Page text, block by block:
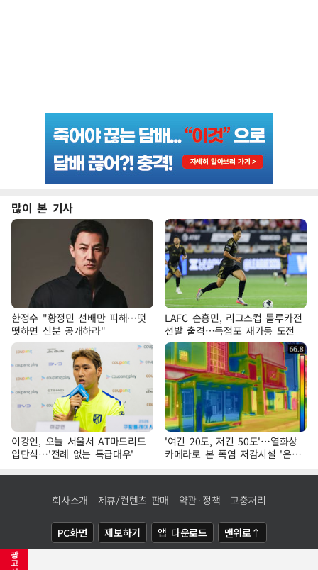
광
고
많이 본 기사
한정수 "황정민 선배만 피해…떳
떳하면 신분 공개하라"
LAFC 손흥민, 리그스컵 톨루카전
선발 출격…득점포 재가동 도전
이강인, 오늘 서울서 AT마드리드
입단식…'전례 없는 특급대우'
'여긴 20도, 저긴 50도'…열화상
카메라로 본 폭염 저감시설 '온도
차'
회사소개 제휴/컨텐츠 판매 약관·정책 고충처리
PC화면 제보하기 앱 다운로드 맨위로↑